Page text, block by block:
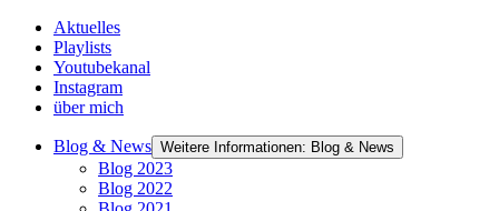
Aktuelles
Playlists
Youtubekanal
Instagram
über mich
Blog & News Weitere Informationen: Blog & News
Blog 2023
Blog 2022